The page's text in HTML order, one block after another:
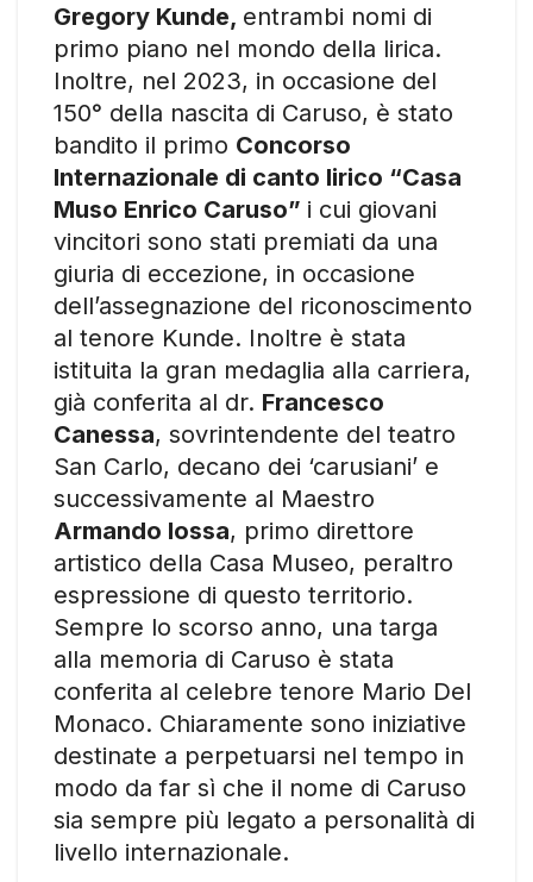
Gregory Kunde, entrambi nomi di
primo piano nel mondo della lirica.
Inoltre, nel 2023, in occasione del
150° della nascita di Caruso, è stato
bandito il primo Concorso
Internazionale di canto lirico “Casa
Muso Enrico Caruso” i cui giovani
vincitori sono stati premiati da una
giuria di eccezione, in occasione
dell’assegnazione del riconoscimento
al tenore Kunde. Inoltre è stata
istituita la gran medaglia alla carriera,
già conferita al dr. Francesco
Canessa, sovrintendente del teatro
San Carlo, decano dei ‘carusiani’ e
successivamente al Maestro
Armando Iossa, primo direttore
artistico della Casa Museo, peraltro
espressione di questo territorio.
Sempre lo scorso anno, una targa
alla memoria di Caruso è stata
conferita al celebre tenore Mario Del
Monaco. Chiaramente sono iniziative
destinate a perpetuarsi nel tempo in
modo da far sì che il nome di Caruso
sia sempre più legato a personalità di
livello internazionale.